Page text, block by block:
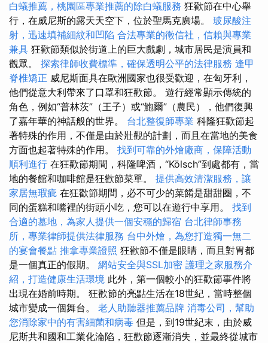
白蟻推薦，桃園區專業推薦的除白蟻服務 狂歡節在中心舉
行，在威尼斯的露天天空下，位於聖馬克廣場。 玻尿酸注
射，迅速填補細紋和凹陷 合法專業的徵信社，信賴與專業
兼具 狂歡節類似於街道上的巨大戲劇，城市居民是演員和
觀眾。 探索律師收費標準，確保透明公平的法律服務 逢甲
脊椎矯正 威尼斯面具在歐洲國家也很受歡迎，在匈牙利，
他們從意大利帶來了口罩和狂歡節。 遊行經常顯示傳統的
角色，例如“普林茨”（王子）或“鮑爾”（農民），他們復興
了嘉年華的神話般的世界。 台北整復師專業 科隆狂歡節起
著特殊的作用，不僅是由於壯觀的計劃，而且在當地的美食
方面也起著特殊的作用。 找到可靠的外燴廠商，保障活動
順利進行 在狂歡節期間，科隆啤酒，“Kölsch”到處都有，當
地的餐館和咖啡館是狂歡節菜單。 提供高效清潔服務，讓
家居無瑕疵 在狂歡節期間，必不可少的菜餚是甜甜圈，不
同的蛋糕和嘴裡的​​街頭小吃，您可以在遊行中享用。 找到
合適的墓地，為家人提供一個安穩的歸宿 台北律師事務
所，專業律師提供法律服務 台中外燴，為您打造獨一無二
的宴會餐點 推拿專業證照 狂歡節不僅是眼睛，而且對胃都
是一個真正的假期。 網站安全與SSL加密 護理之家服務介
紹，打造健康生活環境 此外，第一個較小的狂歡節事件將
出現在婚前時期。 狂歡節的亮點生活在18世紀，當時整個
城市變成一個舞台。 老人助聽器推薦品牌 消毒公司，幫助
您消除家中的有害細菌和病毒 但是，到19世紀末，由於威
尼斯共和國和工業化淪陷，狂歡節逐漸消失，並最終從城市